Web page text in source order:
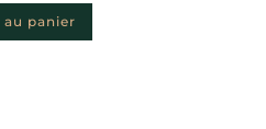
panier